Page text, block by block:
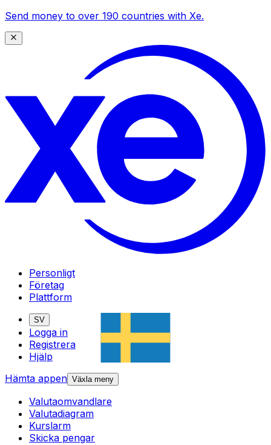
Send money to over 190 countries with Xe.
Personligt
Företag
Plattform
SV
Logga in
Registrera
Hjälp
Hämta appen Växla meny
Valutaomvandlare
Valutadiagram
Kurslarm
Skicka pengar